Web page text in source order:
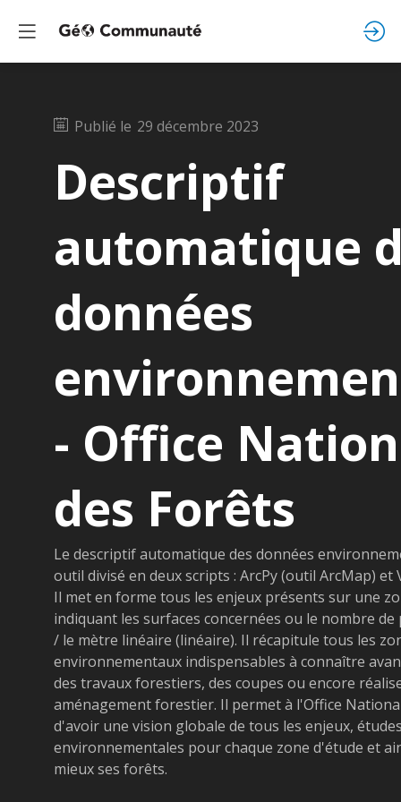
Publié le 29 décembre 2023
Descriptif
automatique
données
- Office
des Forêts
Le descriptif automatique des données
outil divisé en deux scripts : ArcPy (outil ArcMap) et
Il met en forme tous les enjeux présents sur une
indiquant les surfaces concernées ou le nombre
/ le mètre linéaire (linéaire). Il récapitule tous les
environnementaux indispensables à connaître
des travaux forestiers, des coupes ou encore
aménagement forestier. Il permet à l'Office
d'avoir une vision globale de tous les enjeux,
environnementales pour chaque zone d'étude et
mieux ses forêts.